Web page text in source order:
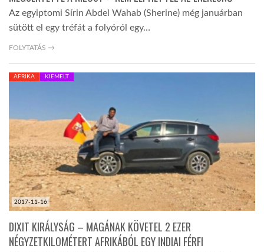
Az egyiptomi Sírin Abdel Wahab (Sherine) még januárban
sütött el egy tréfát a folyóról egy…
FOLYTATÁS →
2017-11-16
AFRIKA KIEMELT
DIXIT KIRÁLYSÁG – MAGÁNAK KÖVETEL 2 EZER
NÉGYZETKILOMÉTERT AFRIKÁBÓL EGY INDIAI FÉRFI